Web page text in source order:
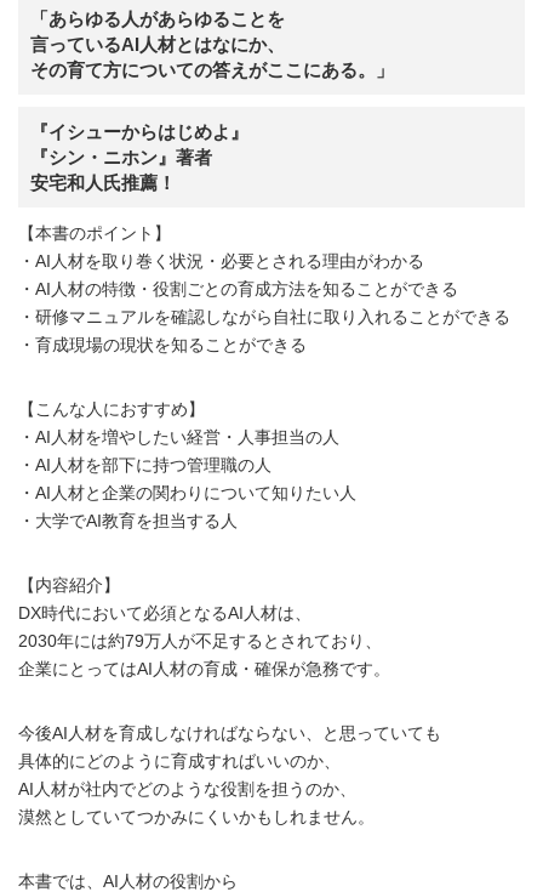
「あらゆる人があらゆることを
言っているAI人材とはなにか、
その育て方についての答えがここにある。」
『イシューからはじめよ』
『シン・ニホン』著者
安宅和人氏推薦！
【本書のポイント】
・AI人材を取り巻く状況・必要とされる理由がわかる
・AI人材の特徴・役割ごとの育成方法を知ることができる
・研修マニュアルを確認しながら自社に取り入れることができる
・育成現場の現状を知ることができる
【こんな人におすすめ】
・AI人材を増やしたい経営・人事担当の人
・AI人材を部下に持つ管理職の人
・AI人材と企業の関わりについて知りたい人
・大学でAI教育を担当する人
【内容紹介】
DX時代において必須となるAI人材は、
2030年には約79万人が不足するとされており、
企業にとってはAI人材の育成・確保が急務です。
今後AI人材を育成しなければならない、と思っていても
具体的にどのように育成すればいいのか、
AI人材が社内でどのような役割を担うのか、
漠然としていてつかみにくいかもしれません。
本書では、AI人材の役割から